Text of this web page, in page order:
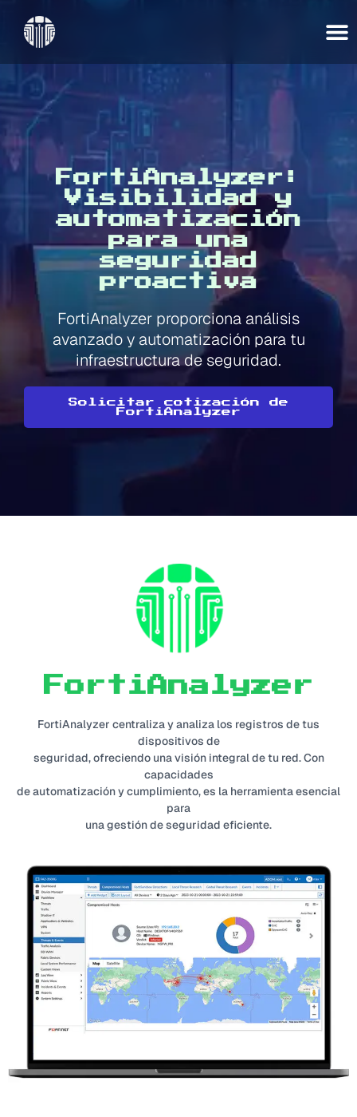
FortiAnalyzer:
Visibilidad y
automatización
para una
seguridad
proactiva
FortiAnalyzer proporciona análisis
avanzado y automatización para tu
infraestructura de seguridad.
Solicitar cotización de
FortiAnalyzer
FortiAnalyzer
FortiAnalyzer centraliza y analiza los registros de tus
dispositivos de
seguridad, ofreciendo una visión integral de tu red. Con
capacidades
de automatización y cumplimiento, es la herramienta esencial
para
una gestión de seguridad eficiente.